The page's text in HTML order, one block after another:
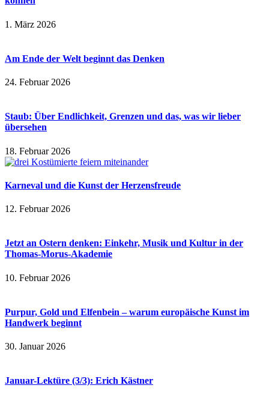
1. März 2026
Am Ende der Welt beginnt das Denken
24. Februar 2026
Staub: Über Endlichkeit, Grenzen und das, was wir lieber
übersehen
18. Februar 2026
Karneval und die Kunst der Herzensfreude
12. Februar 2026
Jetzt an Ostern denken: Einkehr, Musik und Kultur in der
Thomas-Morus-Akademie
10. Februar 2026
Purpur, Gold und Elfenbein – warum europäische Kunst im
Handwerk beginnt
30. Januar 2026
Januar-Lektüre (3/3): Erich Kästner